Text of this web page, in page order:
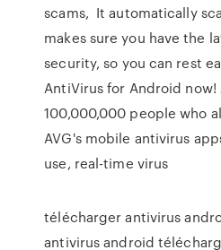
scams, It automatically
makes sure you have the
security, so you can rest
AntiVirus for Android now!
100,000,000 people who
AVG's mobile antivirus
use, real-time virus
télécharger antivirus
antivirus android